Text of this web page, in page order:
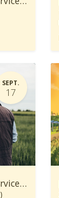
SEPT.
17
[Formation] Prise en main du service climatique Climadiag Agriculture et Forêt
)